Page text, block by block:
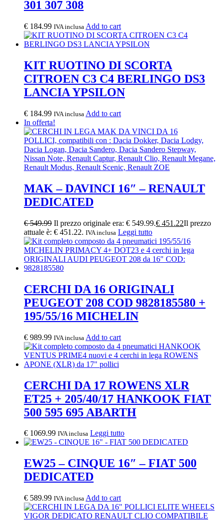
301 307 308
€ 184.99 IVA inclusa Add to cart
KIT RUOTINO DI SCORTA
CITROEN C3 C4 BERLINGO DS3
LANCIA YPSILON
€ 184.99 IVA inclusa Add to cart
In offerta!
MAK – DAVINCI 16″ – RENAULT
DEDICATED
€549.99 Il prezzo originale era: € 549.99.€ 451.22Il prezzo
attuale è: € 451.22. IVA inclusa Leggi tutto
CERCHI DA 16 ORIGINALI
PEUGEOT 208 COD 9828185580 +
195/55/16 MICHELIN
€ 989.99 IVA inclusa Add to cart
CERCHI DA 17 ROWENS XLR
ET25 + 205/40/17 HANKOOK FIAT
500 595 695 ABARTH
€ 1069.99 IVA inclusa Leggi tutto
EW25 – CINQUE 16″ – FIAT 500
DEDICATED
€ 589.99 IVA inclusa Add to cart